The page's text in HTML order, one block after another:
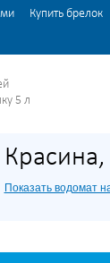
Купить брелок
5 л
Красина,
Показать водомат